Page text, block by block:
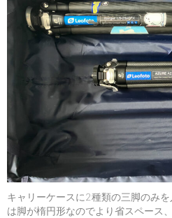
キャリーケースに2種類の三脚のみ
は脚が楕円形なのでより省スペース